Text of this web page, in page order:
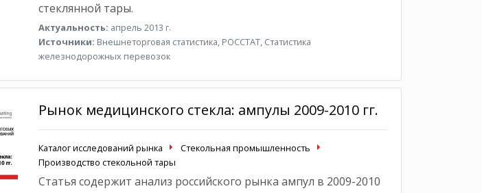
стеклянной тары.
Актуальность: апрель 2013 г.
Источники: Внешнеторговая статистика, РОССТАТ, Статистика
железнодорожных перевозок
Рынок медицинского стекла: ампулы 2009-2010 гг.
Каталог исследований рынка
Стекольная промышленность
Производство стекольной тары
Статья содержит анализ российского рынка ампул в 2009-2010